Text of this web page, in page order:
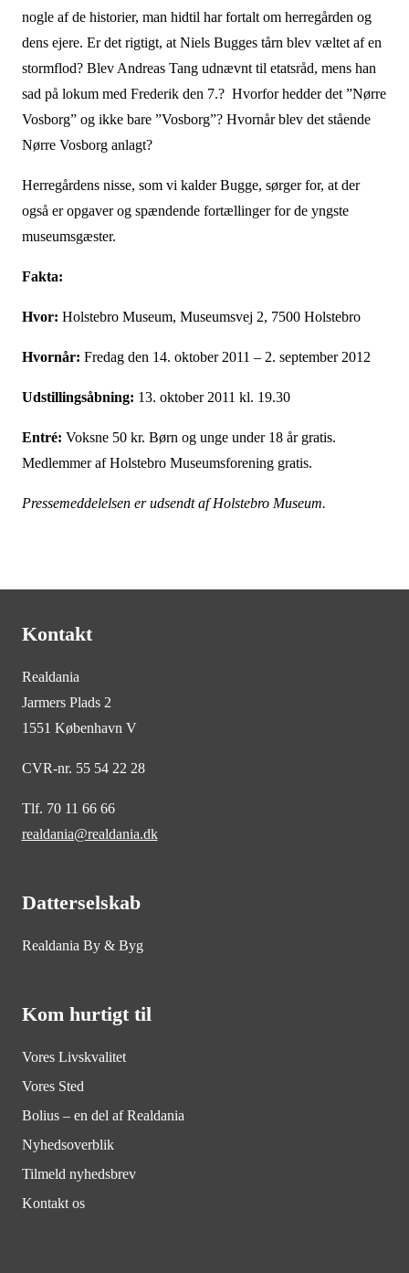
nogle af de historier, man hidtil har fortalt om herregården og
dens ejere. Er det rigtigt, at Niels Bugges tårn blev væltet af en
stormflod? Blev Andreas Tang udnævnt til etatsråd, mens han
sad på lokum med Frederik den 7.? Hvorfor hedder det ”Nørre
Vosborg” og ikke bare ”Vosborg”? Hvornår blev det stående
Nørre Vosborg anlagt?
Herregårdens nisse, som vi kalder Bugge, sørger for, at der
også er opgaver og spændende fortællinger for de yngste
museumsgæster.
Fakta:
Hvor: Holstebro Museum, Museumsvej 2, 7500 Holstebro
Hvornår: Fredag den 14. oktober 2011 – 2. september 2012
Udstillingsåbning: 13. oktober 2011 kl. 19.30
Entré: Voksne 50 kr. Børn og unge under 18 år gratis.
Medlemmer af Holstebro Museumsforening gratis.
Pressemeddelelsen er udsendt af Holstebro Museum.
Kontakt
Realdania
Jarmers Plads 2
1551 København V
CVR-nr. 55 54 22 28
Tlf. 70 11 66 66
realdania@realdania.dk
Datterselskab
Realdania By & Byg
Kom hurtigt til
Vores Livskvalitet
Vores Sted
Bolius – en del af Realdania
Nyhedsoverblik
Tilmeld nyhedsbrev
Kontakt os